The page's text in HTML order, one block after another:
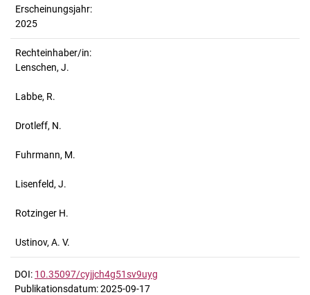
Erscheinungsjahr:
2025
Rechteinhaber/in:
Lenschen, J.
Labbe, R.
Drotleff, N.
Fuhrmann, M.
Lisenfeld, J.
Rotzinger H.
Ustinov, A. V.
DOI: 10.35097/cyjjch4g51sv9uyg
Publikationsdatum: 2025-09-17